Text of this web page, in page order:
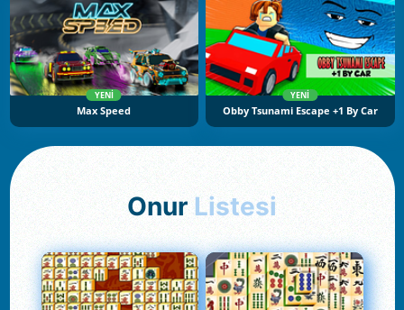
YENI
Max Speed
YENI
Obby Tsunami Escape +1 By Car
Onur Listesi